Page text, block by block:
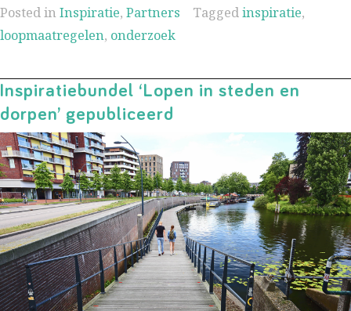
Posted in Inspiratie, Partners Taggedinspiratie,
loopmaatregelen, onderzoek
Inspiratiebundel ‘Lopen in steden en
dorpen’ gepubliceerd